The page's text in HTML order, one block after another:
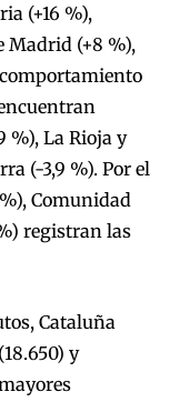
(+16 %),
Madrid (+8 %),
%), La Rioja y
(-3,9 %). Por el
Comunidad
registran las
Cataluña
y